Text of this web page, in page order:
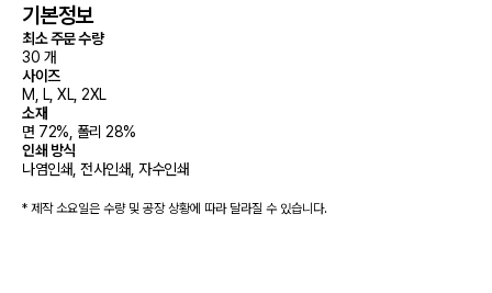
기본정보
최소 주문 수량
30 개
사이즈
M, L, XL, 2XL
소재
면 72%, 폴리 28%
인쇄 방식
나염인쇄, 전사인쇄, 자수인쇄
* 제작 소요일은 수량 및 공장 상황에 따라 달라질 수 있습니다.